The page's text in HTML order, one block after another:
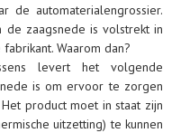
de automaterialengrossier.
de zaagsnede is volstrekt in
Waarom dan?
levert het volgende
is om ervoor te zorgen
product moet in staat zijn
uitzetting) te kunnen